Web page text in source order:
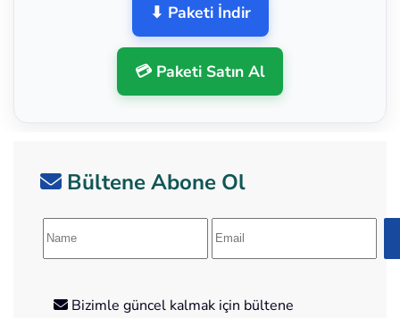
⬇ Paketi İndir
💳 Paketi Satın Al
Bültene Abone Ol
Bizimle güncel kalmak için bültene